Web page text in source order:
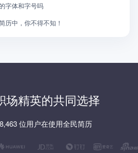
字体和字号吗
历中，你不得不知！
场精英的共同选择
位用户在使用全民简历